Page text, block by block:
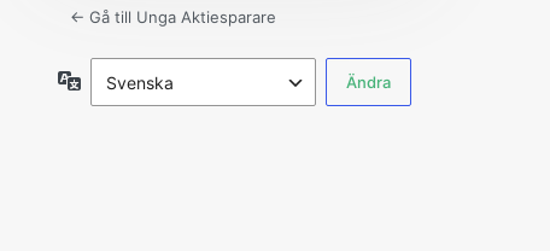
← Gå till Unga Aktiesparare
Språk